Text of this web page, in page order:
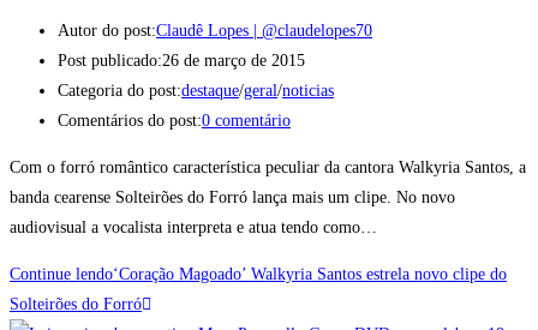
Autor do post:Claudê Lopes | @claudelopes70
Post publicado:26 de março de 2015
Categoria do post:destaque/geral/noticias
Comentários do post:0 comentário
Com o forró romântico característica peculiar da cantora Walkyria Santos, a
banda cearense Solteirões do Forró lança mais um clipe. No novo
audiovisual a vocalista interpreta e atua tendo como…
Continue lendo‘Coração Magoado’ Walkyria Santos estrela novo clipe do
Solteirões do Forró